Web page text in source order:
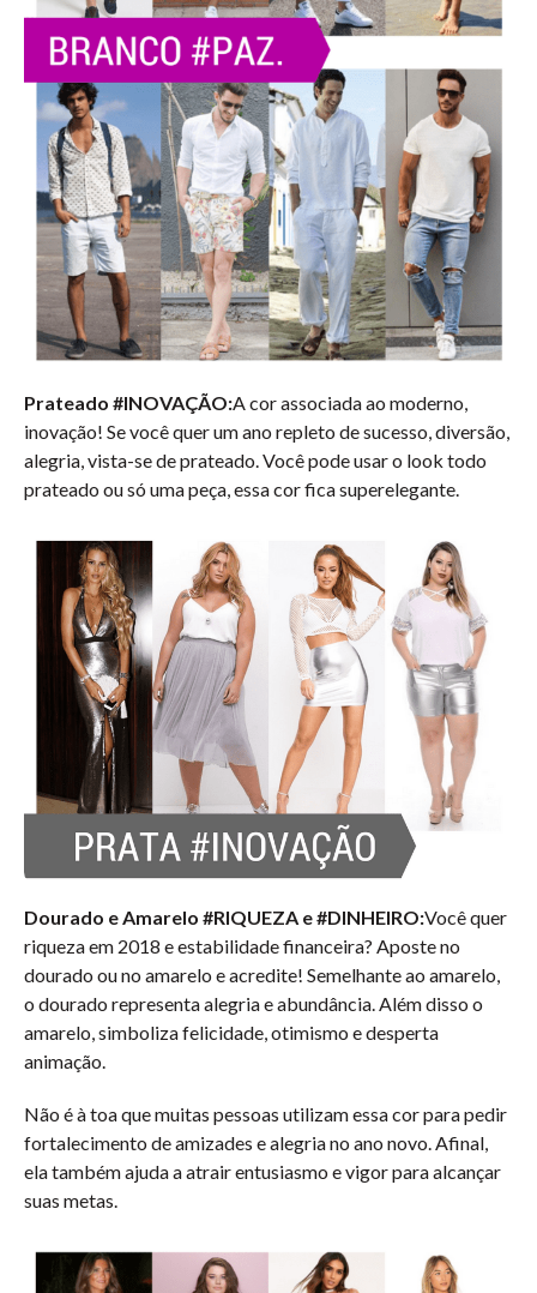
Prateado #INOVAÇÃO:A cor associada ao moderno,
inovação! Se você quer um ano repleto de sucesso, diversão,
alegria, vista-se de prateado. Você pode usar o look todo
prateado ou só uma peça, essa cor fica superelegante.
Dourado e Amarelo #RIQUEZA e #DINHEIRO:Você quer
riqueza em 2018 e estabilidade financeira? Aposte no
dourado ou no amarelo e acredite! Semelhante ao amarelo,
o dourado representa alegria e abundância. Além disso o
amarelo, simboliza felicidade, otimismo e desperta
animação.
Não é à toa que muitas pessoas utilizam essa cor para pedir
fortalecimento de amizades e alegria no ano novo. Afinal,
ela também ajuda a atrair entusiasmo e vigor para alcançar
suas metas.